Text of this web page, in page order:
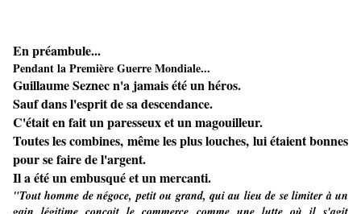
En préambule...
Pendant la Première Guerre Mondiale...
Guillaume Seznec n'a jamais été un héros.
Sauf dans l'esprit de sa descendance.
C'était en fait un paresseux et un magouilleur.
Toutes les combines, même les plus louches, lui étaient bonnes
pour se faire de l'argent.
Il a été un embusqué et un mercanti.
"Tout homme de négoce, petit ou grand, qui au lieu de se limiter à un